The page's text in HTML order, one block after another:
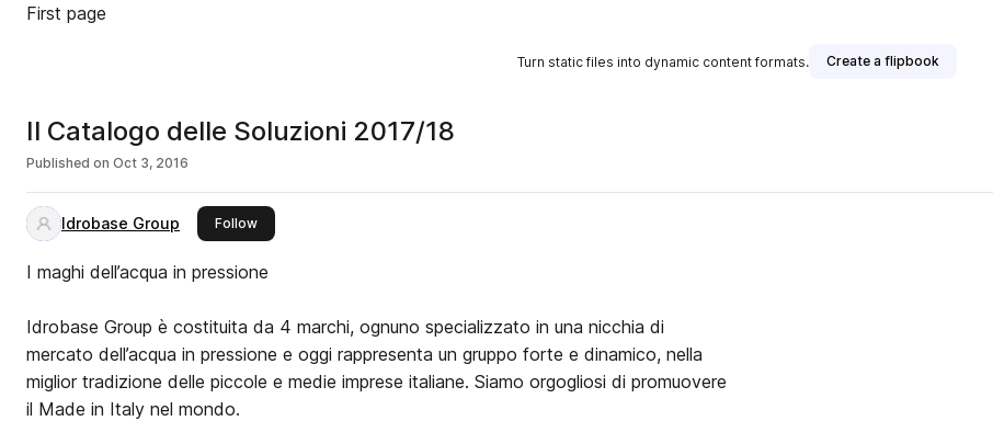
First page
Turn static files into dynamic content formats. Create a flipbook
Il Catalogo delle Soluzioni 2017/18
Published on Oct 3, 2016
Idrobase Group Followthis publisher
I maghi dell’acqua in pressione
Idrobase Group è costituita da 4 marchi, ognuno specializzato in una nicchia di
mercato dell’acqua in pressione e oggi rappresenta un gruppo forte e dinamico, nella
miglior tradizione delle piccole e medie imprese italiane. Siamo orgogliosi di promuovere
il Made in Italy nel mondo.